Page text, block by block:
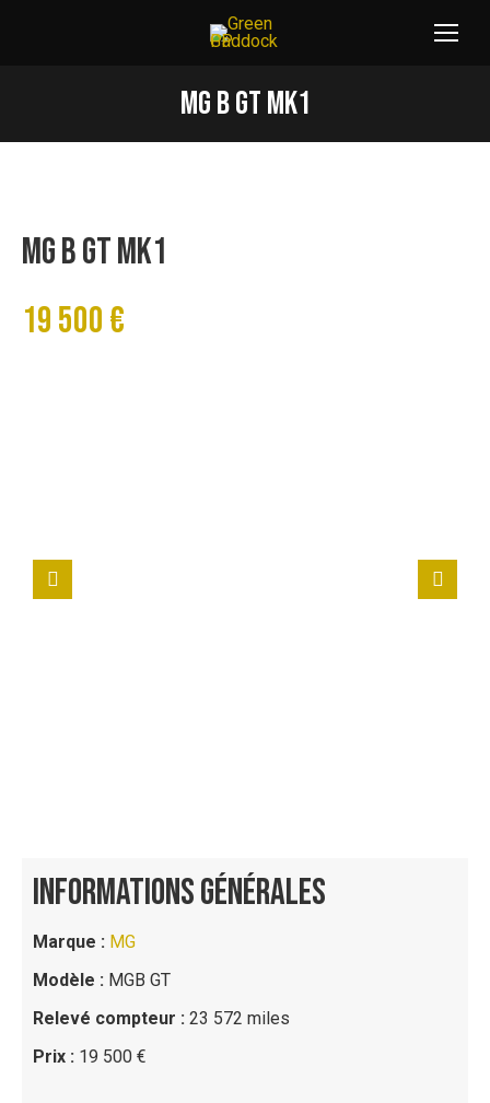
MG B GT MK1
Vous êtes ici :
MG B GT MK1
19 500 €
INFORMATIONS GÉNÉRALES
Marque : MG
Modèle : MGB GT
Relevé compteur : 23 572 miles
Prix : 19 500 €